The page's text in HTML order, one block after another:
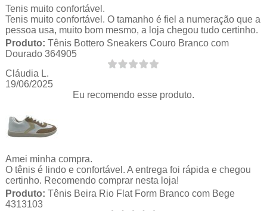
Tenis muito confortável.
Tenis muito confortável. O tamanho é fiel a numeração que a
pessoa usa, muito bom mesmo, a loja chegou tudo certinho.
Produto: Tênis Bottero Sneakers Couro Branco com
Dourado 364905
Cláudia L.
19/06/2025
Eu recomendo esse produto.
Amei minha compra.
O tênis é lindo e confortável. A entrega foi rápida e chegou
certinho. Recomendo comprar nesta loja!
Produto: Tênis Beira Rio Flat Form Branco com Bege
4313103